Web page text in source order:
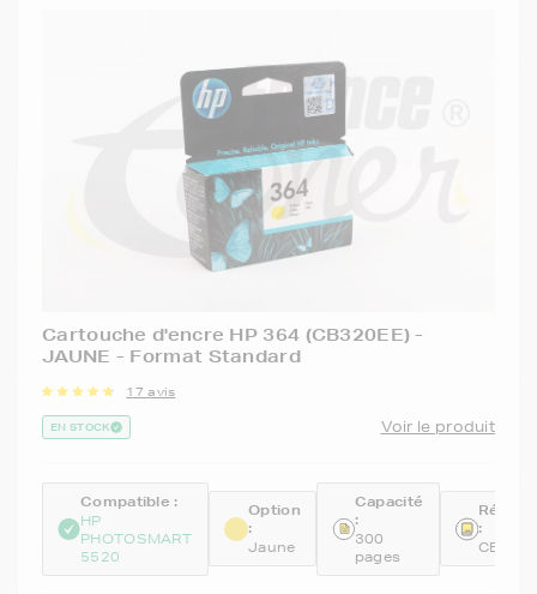
Cartouche d'encre HP 364 (CB320EE) -
JAUNE - Format Standard
17 avis
EN STOCK Voir le produit
Compatible :
HP
PHOTOSMART
5520
Option
:
Jaune
Capacité
:
300
pages
: